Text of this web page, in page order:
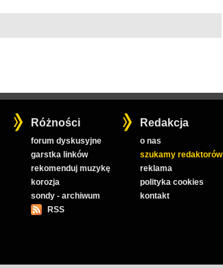
Różności
forum dyskusyjne
garstka linków
rekomenduj muzykę
korozja
sondy - archiwum
RSS
Redakcja
o nas
szukamy redaktorów
reklama
polityka cookies
kontakt